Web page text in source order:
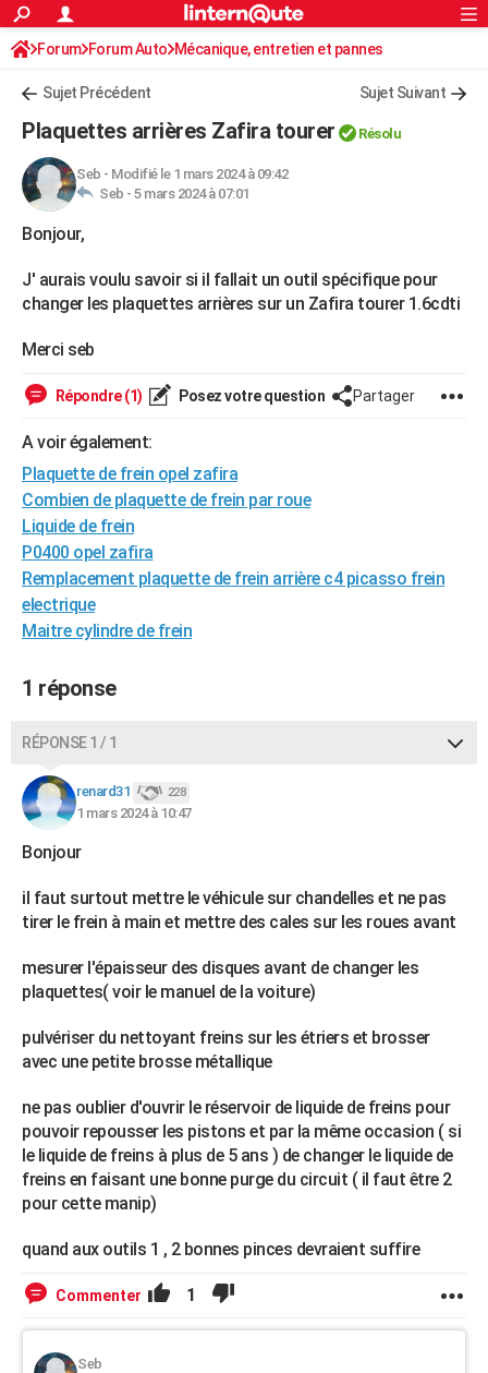
ACTUALITÉS
Politique
Société
Faits Divers
Education
Monde
Villes
+
FINANCE
Retraite
Impôts
Epargne
Immobilier
Risques naturels par ville
Banque
Assurance
Crédit
AUTO
Essais
Réserver un essai
Citadines
Berlines
SUV
Forum auto
+HIGH-TECH
Mobiles
Meilleur smartphone
Internet
Ordinateurs
Jeux vidéo
Guide high-tech
+
LIFESTYLE
Alimentation
Guide de la santé
Maladies
Médicaments
Sommeil
VOYAGE
Destinations
City break
Voyage nature
Voyage de noces
Forum
Climat
+PHOTO
GUIDES D'ACHAT
BONS PLANS
Carte de Noël
Carte Bonne année
Carte Saint-Valentin
Carte Pâques
Carte d'anniversaire
DICTIONNAIRE
Dictionnaire
Biographies
Citations
Expressions
Proverbes
PROGRAMME TV
COPAINS D'AVANT
S'inscrire
Se connecter
Lycées
Collèges
Primaires
Universités
Entreprises
Service militaire
Avis de recherche
AVIS DE DÉCÈS
Bricolage
Lifestyle
Culture
Sport
Auto
Television
Voyage
Cinema
Rechercher
S'inscrire
Connexion
Forum Forum Auto Mécanique, entretien et pannes
Sujet Précédent Sujet Suivant
Plaquettes arrières Zafira tourer Résolu
Seb - Modifié le 1 mars 2024 à 09:42
Seb - 5 mars 2024 à 07:01
Bonjour,
J' aurais voulu savoir si il fallait un outil spécifique pour
changer les plaquettes arrières sur un Zafira tourer 1.6cdti
Merci seb
Répondre (1) Posez votre question Partager
A voir également:
Plaquette de frein opel zafira
Combien de plaquette de frein par roue
Liquide de frein
P0400 opel zafira
Remplacement plaquette de frein arrière c4 picasso frein
electrique
Maitre cylindre de frein
1 réponse
RÉPONSE 1 / 1
renard31 228
1 mars 2024 à 10:47
Bonjour
il faut surtout mettre le véhicule sur chandelles et ne pas
tirer le frein à main et mettre des cales sur les roues avant
mesurer l'épaisseur des disques avant de changer les
plaquettes( voir le manuel de la voiture)
pulvériser du nettoyant freins sur les étriers et brosser
avec une petite brosse métallique
ne pas oublier d'ouvrir le réservoir de liquide de freins pour
pouvoir repousser les pistons et par la même occasion ( si
le liquide de freins à plus de 5 ans ) de changer le liquide de
freins en faisant une bonne purge du circuit ( il faut être 2
pour cette manip)
quand aux outils 1 , 2 bonnes pinces devraient suffire
Commenter 1
Seb